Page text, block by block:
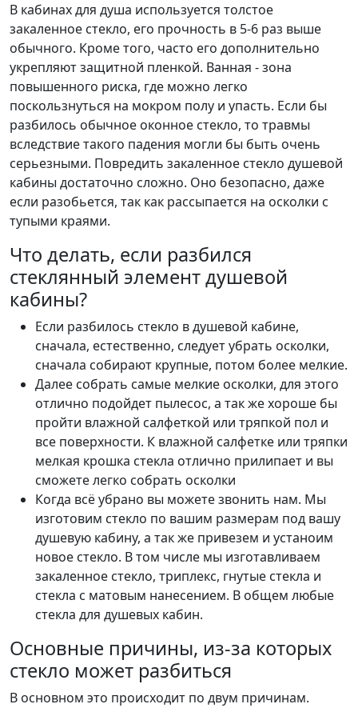
В кабинах для душа используется толстое
закаленное стекло, его прочность в 5-6 раз выше
обычного. Кроме того, часто его дополнительно
укрепляют защитной пленкой. Ванная - зона
повышенного риска, где можно легко
поскользнуться на мокром полу и упасть. Если бы
разбилось обычное оконное стекло, то травмы
вследствие такого падения могли бы быть очень
серьезными. Повредить закаленное стекло душевой
кабины достаточно сложно. Оно безопасно, даже
если разобьется, так как рассыпается на осколки с
тупыми краями.
Что делать, если разбился
стеклянный элемент душевой
кабины?
Если разбилось стекло в душевой кабине,
сначала, естественно, следует убрать осколки,
сначала собирают крупные, потом более мелкие.
Далее собрать самые мелкие осколки, для этого
отлично подойдет пылесос, а так же хороше бы
пройти влажной салфеткой или тряпкой пол и
все поверхности. К влажной салфетке или тряпки
мелкая крошка стекла отлично прилипает и вы
сможете легко собрать осколки
Когда всё убрано вы можете звонить нам. Мы
изготовим стекло по вашим размерам под вашу
душевую кабину, а так же привезем и устаноим
новое стекло. В том числе мы изготавливаем
закаленное стекло, триплекс, гнутые стекла и
стекла с матовым нанесением. В общем любые
стекла для душевых кабин.
Основные причины, из-за которых
стекло может разбиться
В основном это происходит по двум причинам.